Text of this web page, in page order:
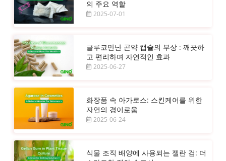
의 주요 역할
2025-07-01
글루코만난 곤약 캡슐의 부상 : 깨끗하
고 편리하며 자연적인 효과
2025-06-27
화장품 속 아가로스: 스킨케어를 위한
자연의 경이로움
2025-06-24
식물 조직 배양에 사용되는 젤란 검: 더